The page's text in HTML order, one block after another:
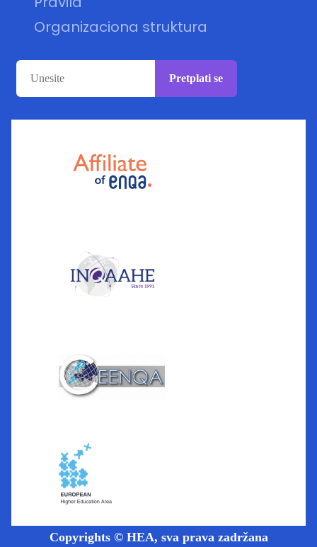
Organizaciona struktura
Pretplati se
Copyrights © HEA, sva prava zadržana